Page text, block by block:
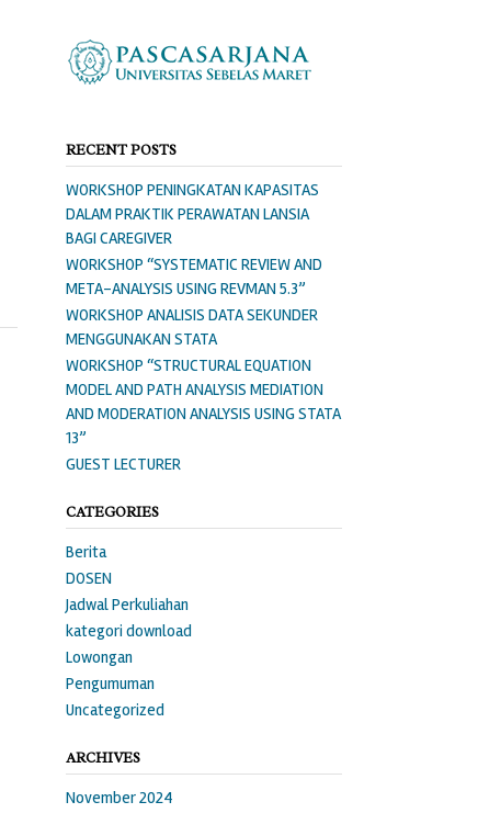
RECENT POSTS
WORKSHOP PENINGKATAN KAPASITAS
DALAM PRAKTIK PERAWATAN LANSIA
BAGI CAREGIVER
WORKSHOP “SYSTEMATIC REVIEW AND
META-ANALYSIS USING REVMAN 5.3”
WORKSHOP ANALISIS DATA SEKUNDER
MENGGUNAKAN STATA
WORKSHOP “STRUCTURAL EQUATION
MODEL AND PATH ANALYSIS MEDIATION
AND MODERATION ANALYSIS USING STATA
13”
GUEST LECTURER
CATEGORIES
Berita
DOSEN
Jadwal Perkuliahan
kategori download
Lowongan
Pengumuman
Uncategorized
ARCHIVES
November 2024